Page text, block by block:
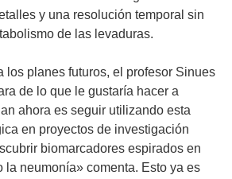
y una resolución temporal sin
de las levaduras.
los planes futuros, el profesor Sinues
de lo que le gustaría hacer a
ahora es seguir utilizando esta
en proyectos de investigación
biomarcadores espirados en
la neumonía» comenta. Esto ya es